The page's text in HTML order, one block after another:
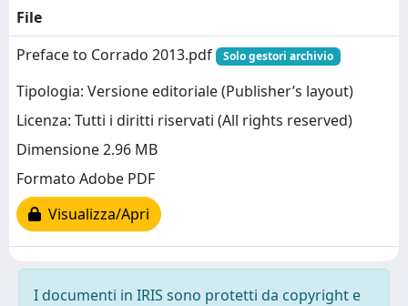
File
Preface to Corrado 2013.pdf
Solo gestori archivio
Tipologia: Versione editoriale (Publisher’s layout)
Licenza: Tutti i diritti riservati (All rights reserved)
Dimensione 2.96 MB
Formato Adobe PDF
Visualizza/Apri
I documenti in IRIS sono protetti da copyright e